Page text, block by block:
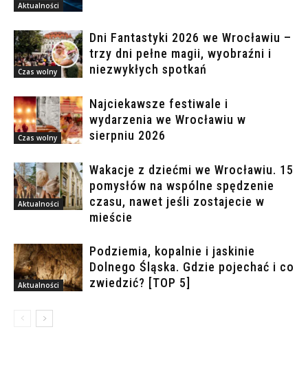
Aktualności
Czas wolny
Dni Fantastyki 2026 we Wrocławiu –
trzy dni pełne magii, wyobraźni i
niezwykłych spotkań
Czas wolny
Najciekawsze festiwale i
wydarzenia we Wrocławiu w
sierpniu 2026
Aktualności
Wakacje z dziećmi we Wrocławiu. 15
pomysłów na wspólne spędzenie
czasu, nawet jeśli zostajecie w
mieście
Aktualności
Podziemia, kopalnie i jaskinie
Dolnego Śląska. Gdzie pojechać i co
zwiedzić? [TOP 5]